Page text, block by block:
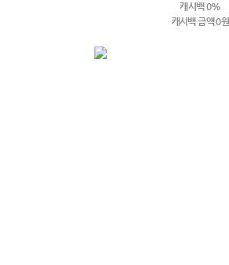
캐시백 0%
캐시백 금액 0원